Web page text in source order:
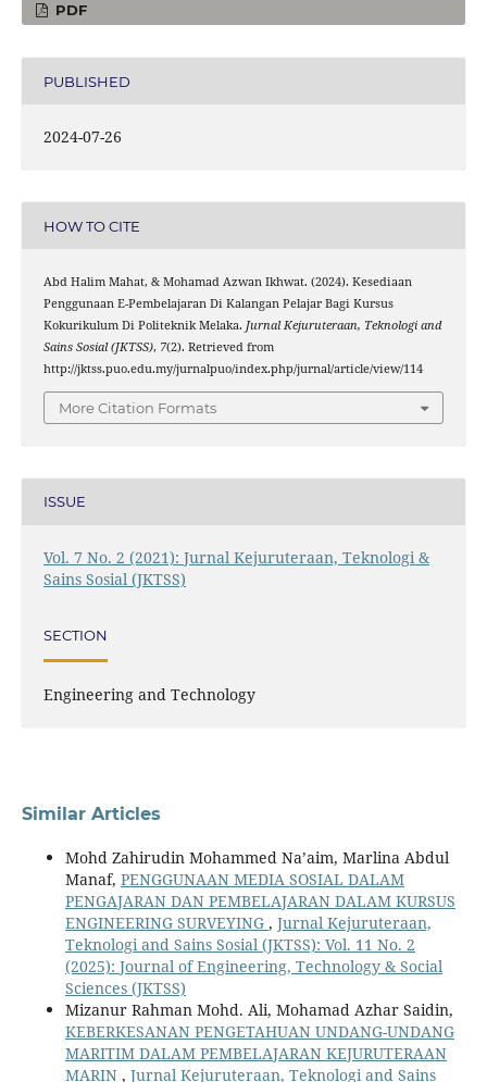
PDF
PUBLISHED
2024-07-26
HOW TO CITE
Abd Halim Mahat, & Mohamad Azwan Ikhwat. (2024). Kesediaan
Penggunaan E-Pembelajaran Di Kalangan Pelajar Bagi Kursus
Kokurikulum Di Politeknik Melaka. Jurnal Kejuruteraan, Teknologi and
Sains Sosial (JKTSS), 7(2). Retrieved from
http://jktss.puo.edu.my/jurnalpuo/index.php/jurnal/article/view/114
More Citation Formats
ISSUE
Vol. 7 No. 2 (2021): Jurnal Kejuruteraan, Teknologi &
Sains Sosial (JKTSS)
SECTION
Engineering and Technology
Similar Articles
Mohd Zahirudin Mohammed Na’aim, Marlina Abdul
Manaf, PENGGUNAAN MEDIA SOSIAL DALAM
PENGAJARAN DAN PEMBELAJARAN DALAM KURSUS
ENGINEERING SURVEYING , Jurnal Kejuruteraan,
Teknologi and Sains Sosial (JKTSS): Vol. 11 No. 2
(2025): Journal of Engineering, Technology & Social
Sciences (JKTSS)
Mizanur Rahman Mohd. Ali, Mohamad Azhar Saidin,
KEBERKESANAN PENGETAHUAN UNDANG-UNDANG
MARITIM DALAM PEMBELAJARAN KEJURUTERAAN
MARIN , Jurnal Kejuruteraan, Teknologi and Sains